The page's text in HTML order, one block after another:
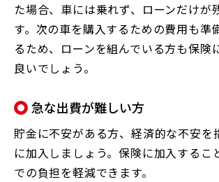
た場合、車には乗れず、ローンだけが
す。次の車を購入するための費用も準
るため、ローンを組んでいる方も保険
良いでしょう。
急な出費が難しい方
貯金に不安がある方、経済的な不安を
に加入しましょう。保険に加入するこ
での負担を軽減できます。